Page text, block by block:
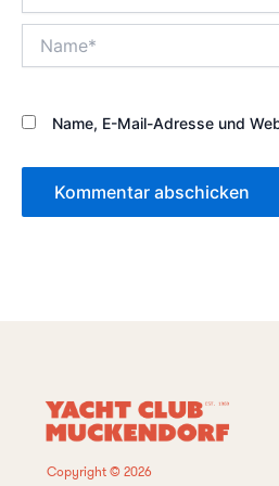
Name, E-Mail-Adresse und
Copyright © 2026